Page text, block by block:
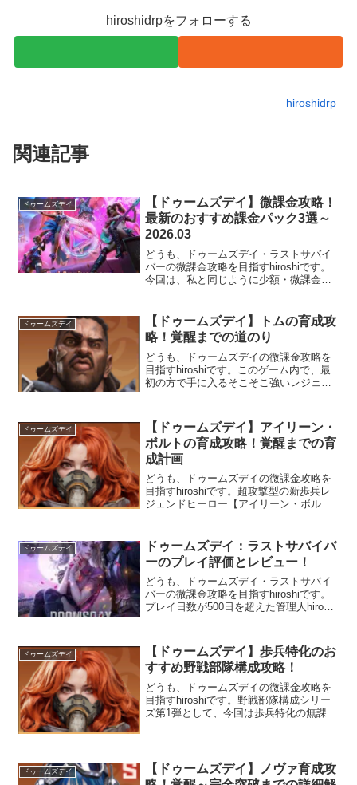
hiroshidrpをフォローする
hiroshidrp
関連記事
ドゥームズデイ
【ドゥームズデイ】微課金攻略！
最新のおすすめ課金パック3選～
2026.03
どうも、ドゥームズデイ・ラストサバイ
バーの微課金攻略を目指すhiroshiです。
今回は、私と同じように少額・微課金攻
ゃないし、あまり教えたくないけど、超
おすすめがいくつかあるので、本当に...
ドゥームズデイ
【ドゥームズデイ】トムの育成攻
略！覚醒までの道のり
どうも、ドゥームズデイの微課金攻略を
目指すhiroshiです。このゲーム内で、最
初の方で手に入るそこそこ強いレジェン
ムズデイ攻略一覧トムトムはディフェン
ス重視の歩兵ヒーローで、序盤から入
手...
ドゥームズデイ
【ドゥームズデイ】アイリーン・
ボルトの育成攻略！覚醒までの育
成計画
どうも、ドゥームズデイの微課金攻略を
目指すhiroshiです。超攻撃型の新歩兵レ
ジェンドヒーロー【アイリーン・ボル
ーン・ボルトスキルのほとんどが攻撃
で、唯一防御系があるとすれば第3スキル
の...
ドゥームズデイ
ドゥームズデイ：ラストサバイバ
ーのプレイ評価とレビュー！
どうも、ドゥームズデイ・ラストサバイ
バーの微課金攻略を目指すhiroshiです。
プレイ日数が500日を超えた管理人hiroshi
ームデイ：ラストサバイバーのおすすめ
ポイントなどを紹介します...
ドゥームズデイ
【ドゥームズデイ】歩兵特化のお
すすめ野戦部隊構成攻略！
どうも、ドゥームズデイの微課金攻略を
目指すhiroshiです。野戦部隊構成シリー
ズ第1弾として、今回は歩兵特化の無課
ったので、「歩兵では野戦出来ないん
じ...
ドゥームズデイ
【ドゥームズデイ】ノヴァ育成攻